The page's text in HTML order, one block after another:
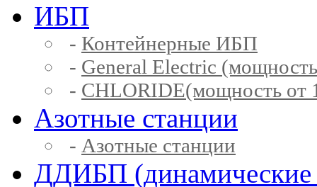
ИБП
- Контейнерные ИБП
- General Electric
- CHLORIDE(мощность от
Азотные станции
- Азотные станции
ДДИБП